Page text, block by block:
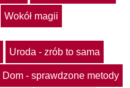
Wokół magii
Uroda - zrób to sama
Dom - sprawdzone metody